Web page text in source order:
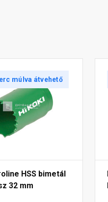
múlva átvehető
HSS bimetál
32 mm